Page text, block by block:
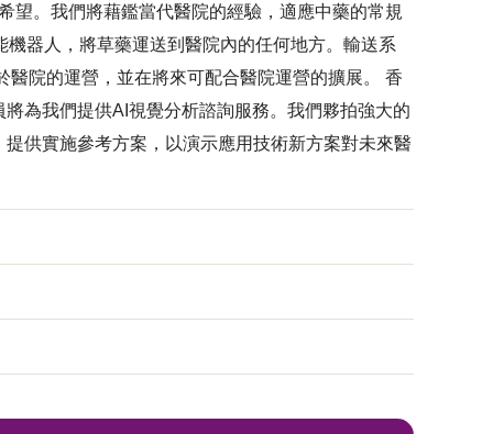
望。我們將藉鑑當代醫院的經驗，適應中藥的常規
器人，將草藥運送到醫院內的任何地方。輸送系
院的運營，並在將來可配合醫院運營的擴展。 香
為我們提供AI視覺分析諮詢服務。我們夥拍強大的
供實施參考方案，以演示應用技術新方案對未來醫